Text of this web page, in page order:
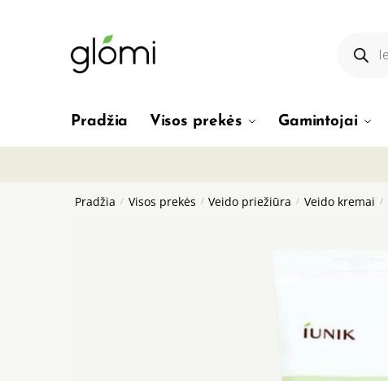
search
Pradžia Visos prekės Gamintojai
Pradžia / Visos prekės / Veido priežiūra / Veido kremai /